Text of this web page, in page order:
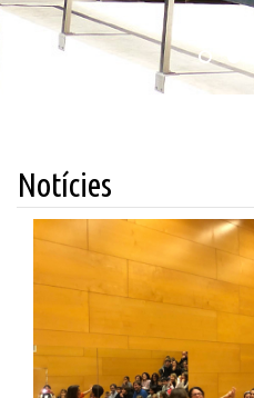
Notícies